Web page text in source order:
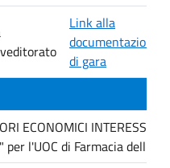
Link alla
documentazione
di gara
ECONOMICI
per l'UOC di Farmacia